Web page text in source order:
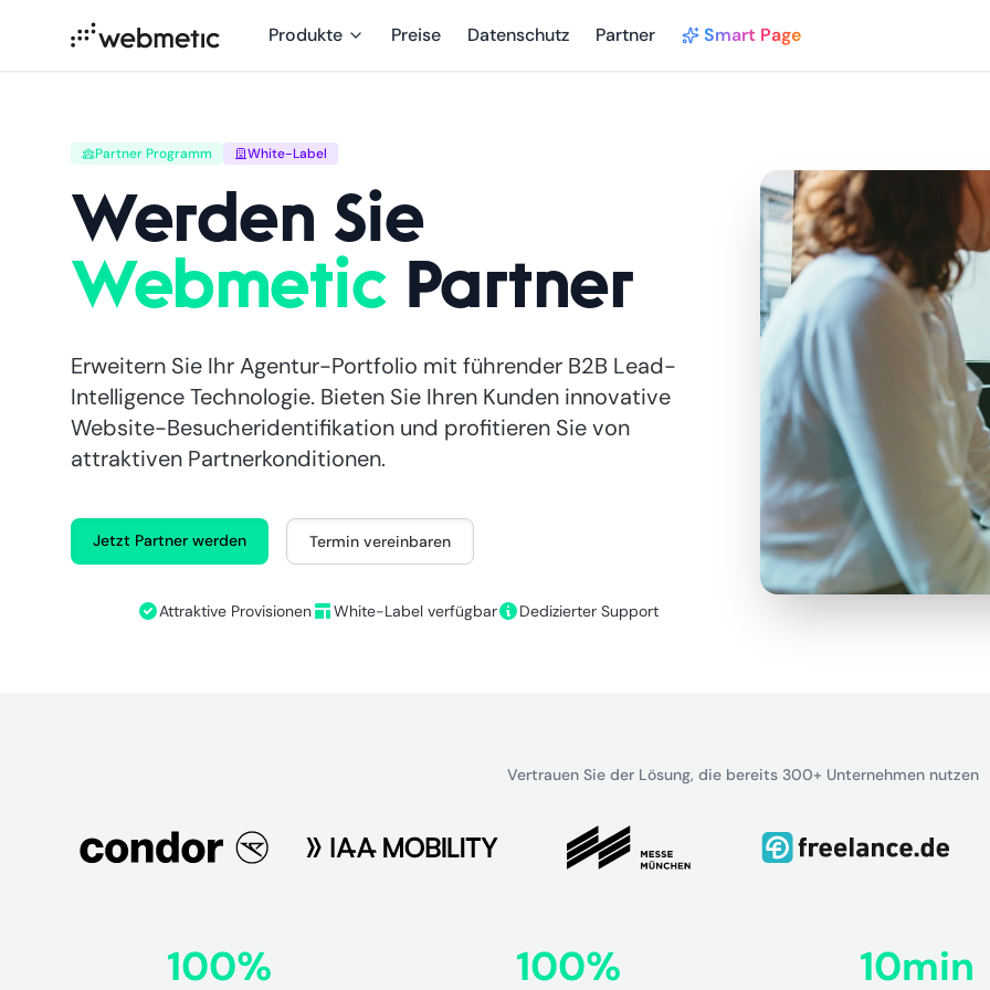
Produkte Preise Datenschutz Partner Smart Page
Partner Programm White-Label
Werden Sie
Webmetic Partner
Erweitern Sie Ihr Agentur-Portfolio mit führender B2B Lead-
Intelligence Technologie. Bieten Sie Ihren Kunden innovative
Website-Besucheridentifikation und profitieren Sie von
attraktiven Partnerkonditionen.
Jetzt Partner werden Termin vereinbaren
Attraktive Provisionen White-Label verfügbar Dedizierter Support
Vertrauen Sie der Lösung, die bereits 300+ Unternehmen nutzen
100% 100% 10min